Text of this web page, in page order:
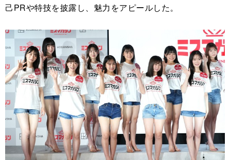
己PRや特技を披露し、魅力をアピールした。